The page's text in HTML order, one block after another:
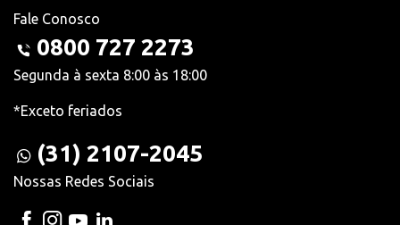
Fale Conosco
0800 727 2273
Segunda à sexta 8:00 às 18:00
*Exceto feriados
(31) 2107-2045
Nossas Redes Sociais